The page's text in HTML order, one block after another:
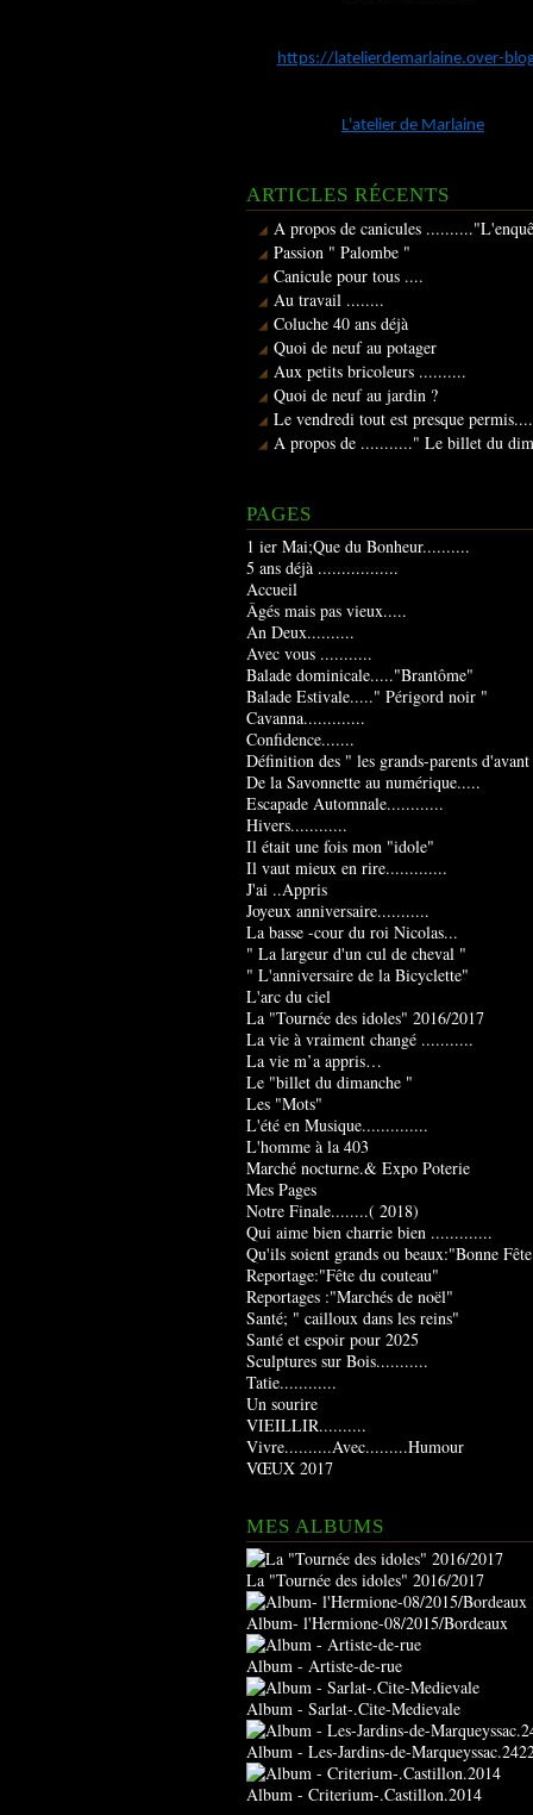
https://latelierdemarlaine.over-
L'atelier de Marlaine
ARTICLES RÉCENTS
A propos de canicules
Passion " Palombe "
Canicule pour tous ....
Au travail ........
Coluche 40 ans déjà
Quoi de neuf au potager
Aux petits bricoleurs ..........
Quoi de neuf au jardin ?
Le vendredi tout est presque
A propos de ..........." Le billet du
PAGES
1 ier Mai;Que du Bonheur..........
5 ans déjà .................
Accueil
Âgés mais pas vieux.....
An Deux..........
Avec vous ...........
Balade dominicale....."Brantôme"
Balade Estivale....." Périgord noir "
Cavanna.............
Confidence.......
Définition des " les grands-parents
De la Savonnette au numérique.....
Escapade Automnale............
Hivers............
Il était une fois mon "idole"
Il vaut mieux en rire.............
J'ai ..Appris
Joyeux anniversaire...........
La basse -cour du roi Nicolas...
" La largeur d'un cul de cheval "
" L'anniversaire de la Bicyclette"
L'arc du ciel
La "Tournée des idoles" 2016/2017
La vie à vraiment changé ...........
La vie m’a appris…
Le "billet du dimanche "
Les "Mots"
L'été en Musique..............
L'homme à la 403
Marché nocturne.& Expo Poterie
Mes Pages
Notre Finale........( 2018)
Qui aime bien charrie bien .............
Qu'ils soient grands ou beaux:"Bonne
Reportage:"Fête du couteau"
Reportages :"Marchés de noël"
Santé; " cailloux dans les reins"
Santé et espoir pour 2025
Sculptures sur Bois...........
Tatie............
Un sourire
VIEILLIR..........
Vivre..........Avec.........Humour
VŒUX 2017
MES ALBUMS
La "Tournée des idoles" 2016/2017
Album- l'Hermione-08/2015/Bordeaux
Album - Artiste-de-rue
Album - Sarlat-.Cite-Medievale
Album - Les-Jardins-de-
Album - Criterium-.Castillon.2014